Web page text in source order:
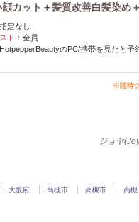
カット＋髪質改善白髪染め
指定なし
ト： 全員
HotpepperBeautyのPC/携帯を見たと予
※随時
ジョヤ
大阪府 高槻市 高槻市 高槻